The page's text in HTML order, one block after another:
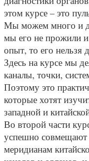
этом курсе – это
Мы можем много и
мы его не прожили и
опыт, то его нельзя
Здесь на курсе мы
каналы, точки,
Поэтому это
которые хотят
западной и
Во второй части
успешно совмещают
меридианам